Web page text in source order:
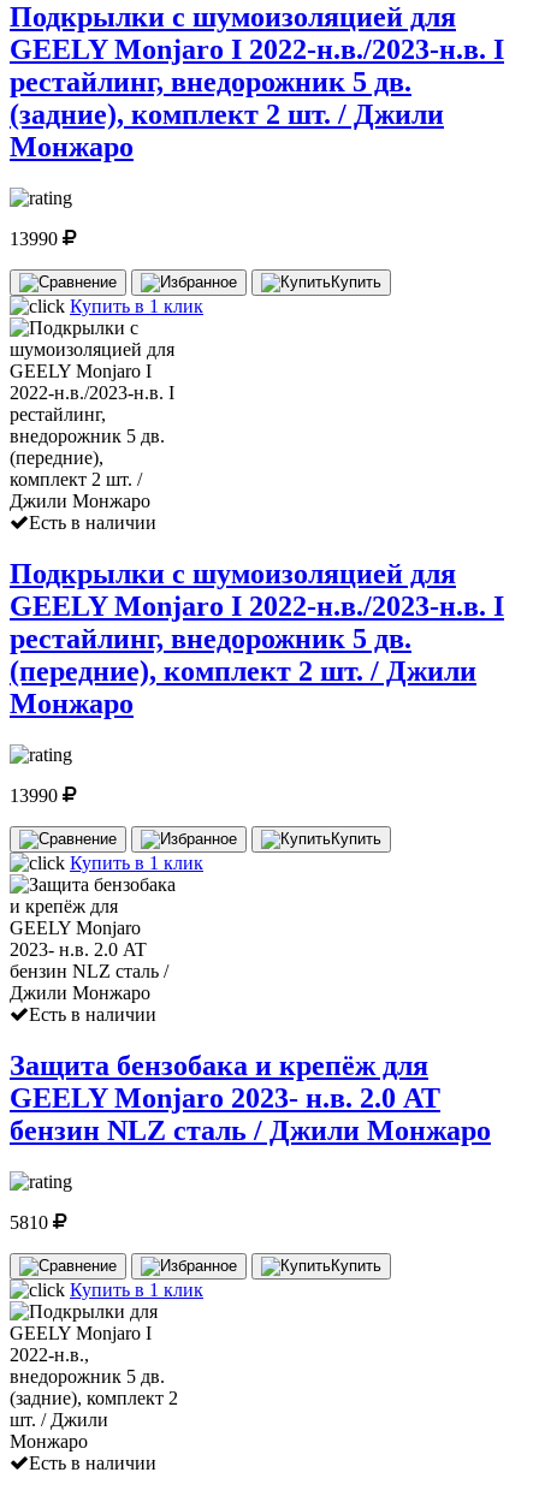
Подкрылки с шумоизоляцией для
GEELY Monjaro I 2022-н.в./2023-н.в. I
рестайлинг, внедорожник 5 дв.
(задние), комплект 2 шт. / Джили
Монжаро
13990
Купить
Купить в 1 клик
Есть в наличии
Подкрылки с шумоизоляцией для
GEELY Monjaro I 2022-н.в./2023-н.в. I
рестайлинг, внедорожник 5 дв.
(передние), комплект 2 шт. / Джили
Монжаро
13990
Купить
Купить в 1 клик
Есть в наличии
Защита бензобака и крепёж для
GEELY Monjaro 2023- н.в. 2.0 AT
бензин NLZ сталь / Джили Монжаро
5810
Купить
Купить в 1 клик
Есть в наличии